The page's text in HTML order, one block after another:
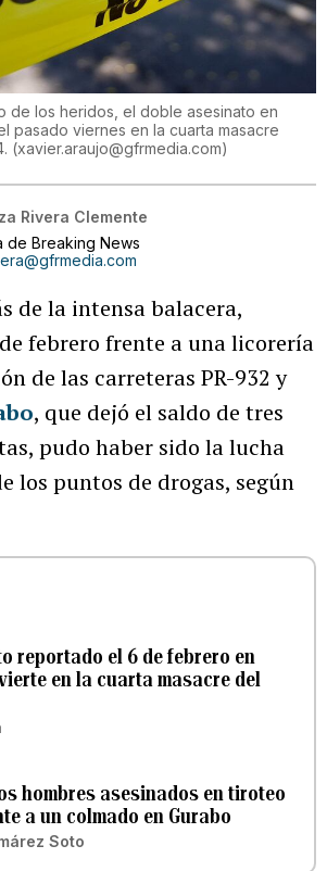
de los heridos, el doble asesinato en
pasado viernes en la cuarta masacre
(xavier.araujo@gfrmedia.com)
Rivera Clemente
de Breaking News
de la intensa balacera,
febrero frente a una licorería
de las carreteras PR-932 y
, que dejó el saldo de tres
pudo haber sido la lucha
los puntos de drogas, según
reportado el 6 de febrero en
en la cuarta masacre del
hombres asesinados en tiroteo
a un colmado en Gurabo
Soto